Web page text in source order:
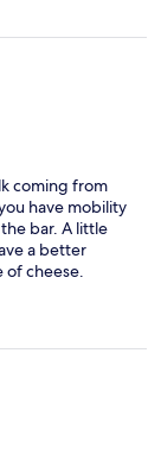
coming from
have mobility
bar. A little
a better
of cheese.
We were there
a special
quite the
but it was
with another
tall or have